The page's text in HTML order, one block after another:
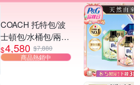
COACH 托特包/波
士頓包/水桶包/兩用
包 均一價
$4,580 $7,880
商品熱銷中